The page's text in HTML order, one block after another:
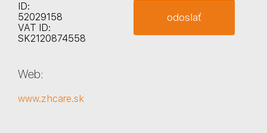
ID:
52029158
VAT ID:
SK2120874558
Web:
www.zhcare.sk